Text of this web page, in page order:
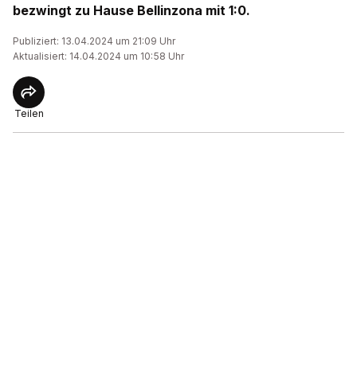
bezwingt zu Hause Bellinzona mit 1:0.
Publiziert: 13.04.2024 um 21:09 Uhr
Aktualisiert: 14.04.2024 um 10:58 Uhr
Teilen